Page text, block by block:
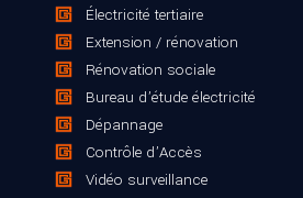
Électricité tertiaire
Extension / rénovation
Rénovation sociale
Bureau d’étude électricité
Dépannage
Contrôle d’Accès
Vidéo surveillance